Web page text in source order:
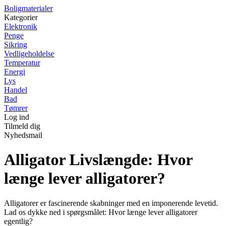
Boligmaterialer
Kategorier
Elektronik
Penge
Sikring
Vedligeholdelse
Temperatur
Energi
Lys
Handel
Bad
Tømrer
Log ind
Tilmeld dig
Nyhedsmail
Alligator Livslængde: Hvor
længe lever alligatorer?
Alligatorer er fascinerende skabninger med en imponerende levetid.
Lad os dykke ned i spørgsmålet: Hvor længe lever alligatorer
egentlig?